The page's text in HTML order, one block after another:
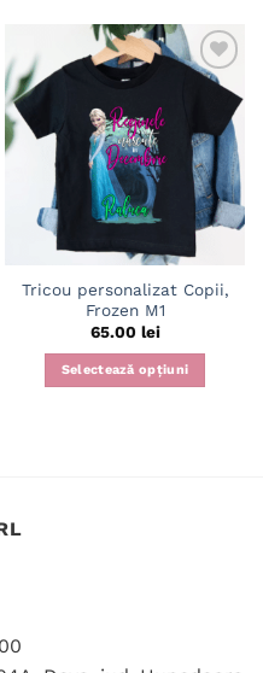
Adaugă
wishlist
Tricou personalizat Copii,
Frozen M1
65.00 lei
Selectează opțiuni